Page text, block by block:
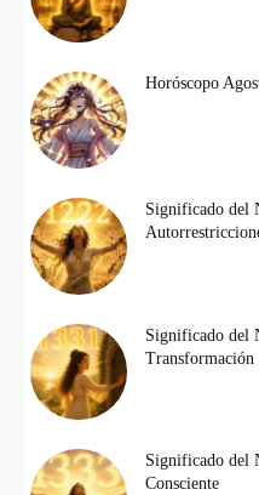
Horóscopo
Significado del
Significado del
Transformación
Significado del
Consciente